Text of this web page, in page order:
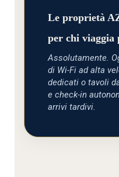
Le proprietà
per chi viaggia
Assolutamente.
di Wi-Fi ad alta
dedicati o tavoli
e check-in
arrivi tardivi.